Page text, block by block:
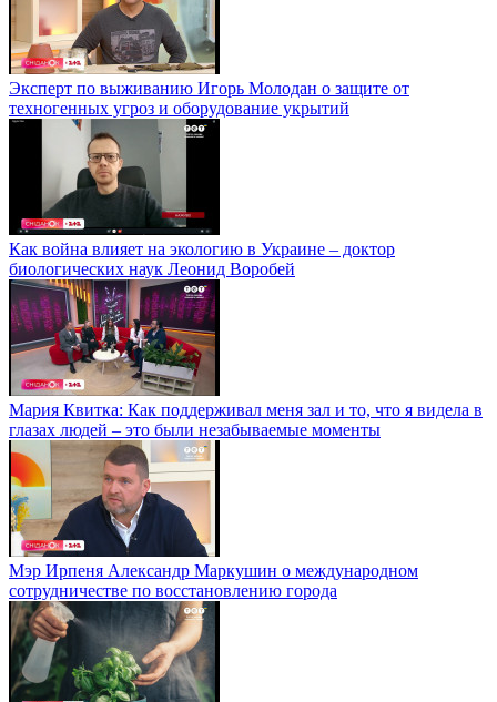
Эксперт по выживанию Игорь Молодан о защите от
техногенных угроз и оборудование укрытий
Как война влияет на экологию в Украине – доктор
биологических наук Леонид Воробей
Мария Квитка: Как поддерживал меня зал и то, что я видела в
глазах людей – это были незабываемые моменты
Мэр Ирпеня Александр Маркушин о международном
сотрудничестве по восстановлению города